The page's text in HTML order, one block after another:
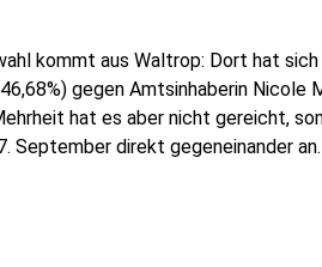
kommt aus Waltrop: Dort hat sich
gegen Amtsinhaberin Nicole
hat es aber nicht gereicht,
September direkt gegeneinander an.